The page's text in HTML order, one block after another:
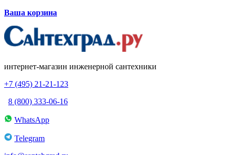
Ваша корзина
интернет-магазин инженерной сантехники
+7 (495) 21-21-123
8 (800) 333-06-16
WhatsApp
Telegram